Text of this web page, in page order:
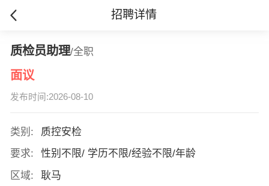
招聘详情
质检员助理/全职
面议
发布时间:2026-08-10
类别:
质控安检
要求:
性别不限/ 学历不限/经验不限/年龄
区域:
耿马